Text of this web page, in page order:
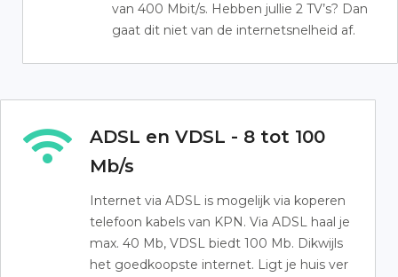
van 400 Mbit/s. Hebben jullie 2 TV’s? Dan
gaat dit niet van de internetsnelheid af.
ADSL en VDSL - 8 tot 100
Mb/s
Internet via ADSL is mogelijk via koperen
telefoon kabels van KPN. Via ADSL haal je
max. 40 Mb, VDSL biedt 100 Mb. Dikwijls
het goedkoopste internet. Ligt je huis ver